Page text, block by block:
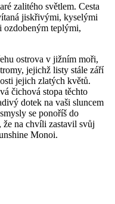
zalitého světlem. Cesta
jiskřivými, kyselými
ozdobeným teplými,
ostrova v jižním moři,
jejichž listy stále září
jejich zlatých květů.
čichová stopa těchto
dotek na vaši sluncem
se ponoříš do
že na chvíli zastavil svůj
Monoi.